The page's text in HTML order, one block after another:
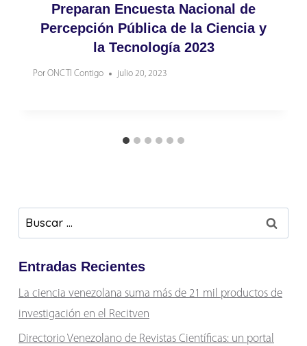
Preparan Encuesta Nacional de
Percepción Pública de la Ciencia y
la Tecnología 2023
Por ONCTI Contigo julio 20, 2023
Buscar:
Entradas Recientes
La ciencia venezolana suma más de 21 mil productos de
investigación en el Recitven
Directorio Venezolano de Revistas Científicas: un portal